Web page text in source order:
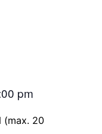
pm
(max. 20